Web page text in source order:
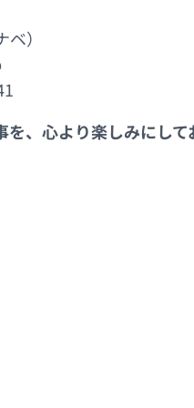
）
、心より楽しみにして